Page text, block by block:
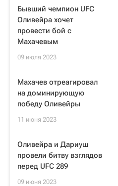
Бывший чемпион UFC
Оливейра хочет
провести бой с
Махачевым
09 июля 2023
Махачев отреагировал
на доминирующую
победу Оливейры
11 июня 2023
Оливейра и Дариуш
провели битву взглядов
перед UFC 289
09 июня 2023